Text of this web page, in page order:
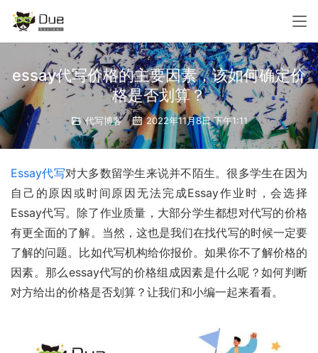
essay代写价格的主要因素，该如何确定价
格是否划算？
代写博客 2022年11月8日 下午1:11
Essay代写对大多数留学生来说并不陌生。很多学生在因为
自己的原因或时间原因无法完成Essay作业时，会选择
Essay代写。除了作业质量，大部分学生都想对代写的价格
有更全面的了解。当然，这也是我们在找代写的时候一定要
了解的问题。比如代写机构给你报价。如果你不了解价格的
因素。 那么essay代写的价格组成因素是什么呢？如何判断
对方给出的价格是否划算？让我们和小编一起来看看。